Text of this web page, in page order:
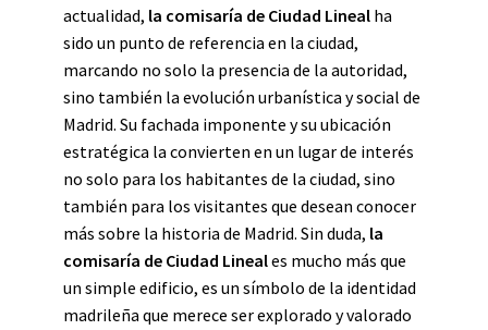
actualidad, la comisaría de Ciudad Lineal ha
sido un punto de referencia en la ciudad,
marcando no solo la presencia de la autoridad,
sino también la evolución urbanística y social de
Madrid. Su fachada imponente y su ubicación
estratégica la convierten en un lugar de interés
no solo para los habitantes de la ciudad, sino
también para los visitantes que desean conocer
más sobre la historia de Madrid. Sin duda, la
comisaría de Ciudad Lineales mucho más que
un simple edificio, es un símbolo de la identidad
madrileña que merece ser explorado y valorado